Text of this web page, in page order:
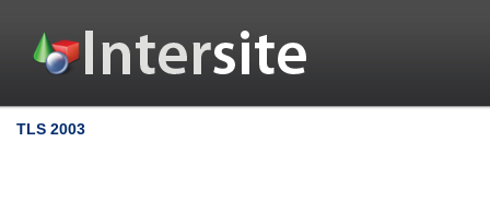
TLS 2003